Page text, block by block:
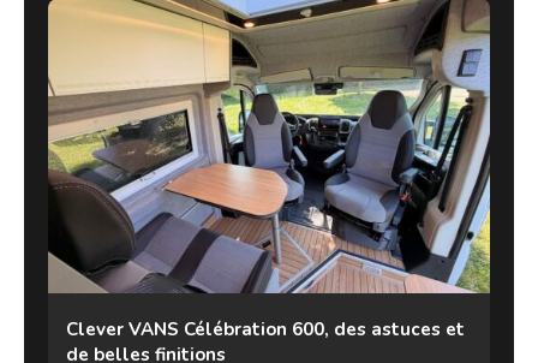
Clever VANS Célébration 600, des astuces et
de belles finitions